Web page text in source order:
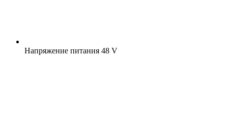
Напряжение питания 48 V